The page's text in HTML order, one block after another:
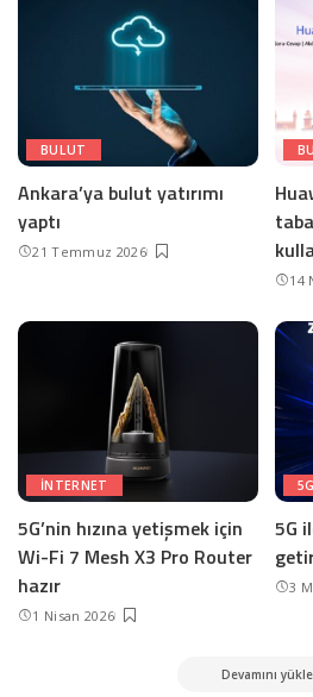
BULUT
Ankara’ya bulut yatırımı
yaptı
21 Temmuz 2026
14
INTERNET
5G’nin hızına yetişmek için
Wi-Fi 7 Mesh X3 Pro Router
hazır
1 Nisan 2026
5G
5G
3
Devamını yükle